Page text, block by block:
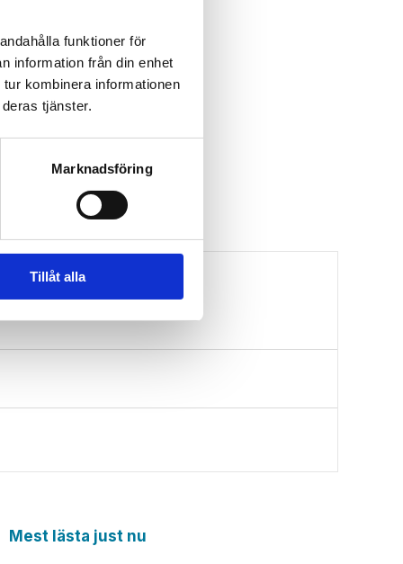
funktioner för
information från din enhet
kombinera informationen
tjänster.
Marknadsföring
Tillåt alla
Mest lästa just nu